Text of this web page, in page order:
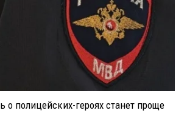
о полицейских-героях станет проще